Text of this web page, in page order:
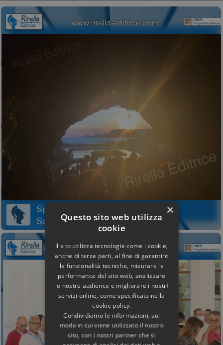
×
Questo sito web utilizza
cookie
Il sito utilizza tecnologie come i cookie,
anche di terze parti, al fine di garantire
le funzionalità tecniche, misurare le
performance del sito web, analizzare
le nostre audience e migliorare i nostri
servizi online, come specificato nella
cookie policy.
Condividiamo le informazioni, sul
modo in cui viene utilizzato il nostro
sito, con i nostri partner che si